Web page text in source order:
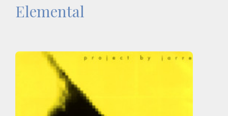
Elemental